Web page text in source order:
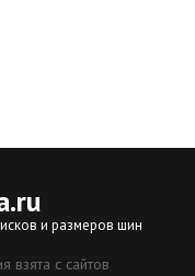
.ru
и размеров шин
взята с сайтов